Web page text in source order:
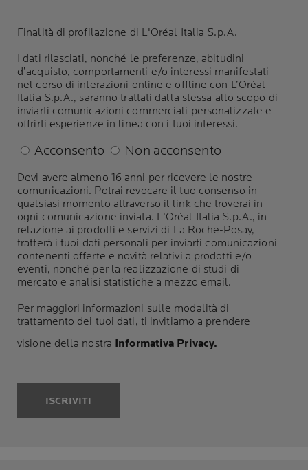
Finalità di profilazione di L'Oréal Italia S.p.A.
I dati rilasciati, nonché le preferenze, abitudini
d’acquisto, comportamenti e/o interessi manifestati
nel corso di interazioni online e offline con L’Oréal
Italia S.p.A., saranno trattati dalla stessa allo scopo di
inviarti comunicazioni commerciali personalizzate e
offrirti esperienze in linea con i tuoi interessi.
Acconsento Non acconsento
Devi avere almeno 16 anni per ricevere le nostre
comunicazioni. Potrai revocare il tuo consenso in
qualsiasi momento attraverso il link che troverai in
ogni comunicazione inviata. L'Oréal Italia S.p.A., in
relazione ai prodotti e servizi di La Roche-Posay,
tratterà i tuoi dati personali per inviarti comunicazioni
contenenti offerte e novità relativi a prodotti e/o
eventi, nonché per la realizzazione di studi di
mercato e analisi statistiche a mezzo email.
Per maggiori informazioni sulle modalità di
trattamento dei tuoi dati, ti invitiamo a prendere
visione della nostra Informativa Privacy.
ISCRIVITI